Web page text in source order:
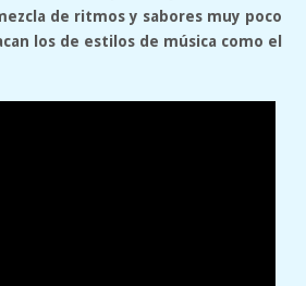
de ritmos y sabores muy poco
los de estilos de música como el